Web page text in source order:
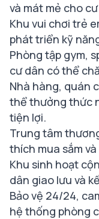
và mát mẻ cho
Khu vui chơi trẻ
phát triển kỹ
Phòng tập gym,
cư dân có thể
Nhà hàng, quán
thể thưởng thức
tiện lợi.
Trung tâm
thích mua sắm
Khu sinh hoạt
dân giao lưu và
Bảo vệ 24/24,
hệ thống phòng